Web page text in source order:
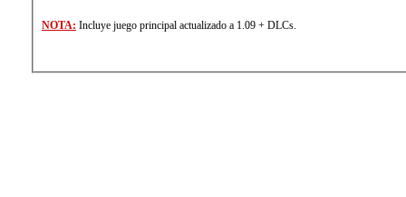
NOTA: Incluye juego principal actualizado a 1.09 + DLCs.